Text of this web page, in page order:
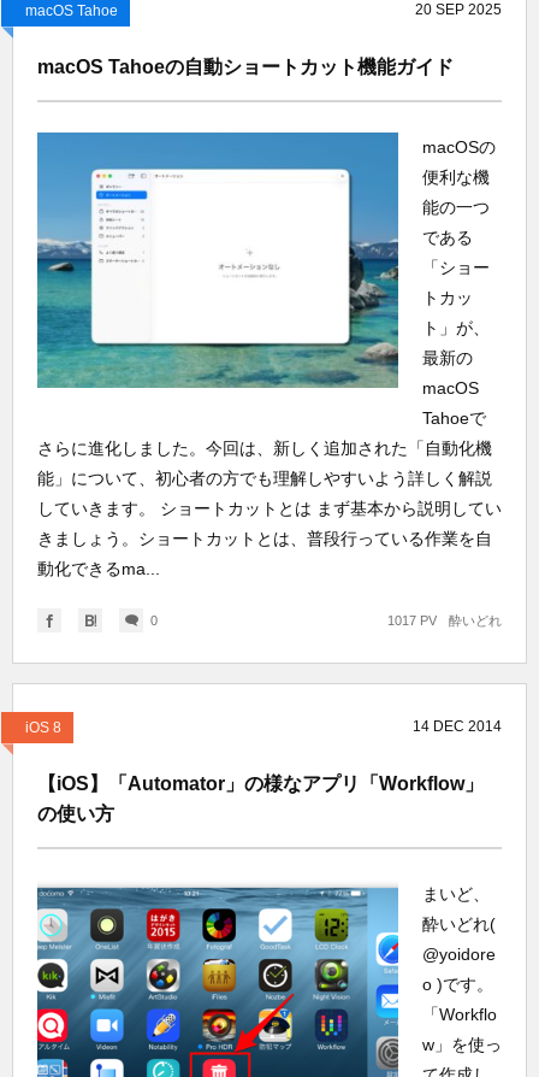
macOS Tahoe 20 SEP 2025
macOS Tahoeの自動ショートカット機能ガイド
macOSの
便利な機
能の一つ
である
「ショー
トカッ
ト」が、
最新の
macOS
Tahoeで
さらに進化しました。今回は、新しく追加された「自動化機
能」について、初心者の方でも理解しやすいよう詳しく解説
していきます。 ショートカットとは まず基本から説明してい
きましょう。ショートカットとは、普段行っている作業を自
動化できるma...
0 酔いどれ
1017 PV
iOS 8 14 DEC 2014
【iOS】「Automator」の様なアプリ「Workflow」
の使い方
まいど、
酔いどれ(
@yoidore
o )です。
「Workflo
w」を使っ